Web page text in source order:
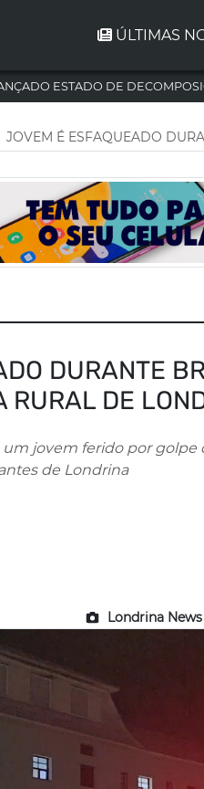
ÚLTIMAS
ESTADO DE
JOVEM É ESFAQUEADO
DURANTE
RURAL DE
jovem ferido por golpe
de Londrina
Londrina News